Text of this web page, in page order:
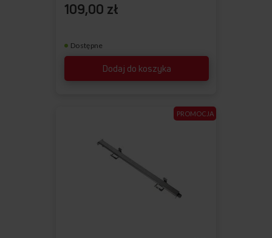
Dodaj do koszyka
109,00 zł
Dostępne
PROMOCJA